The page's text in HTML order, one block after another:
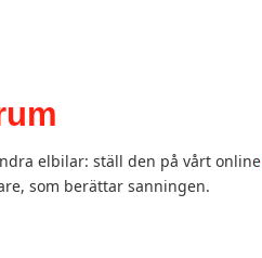
elbilar: ställ den på vårt online
som berättar sanningen.